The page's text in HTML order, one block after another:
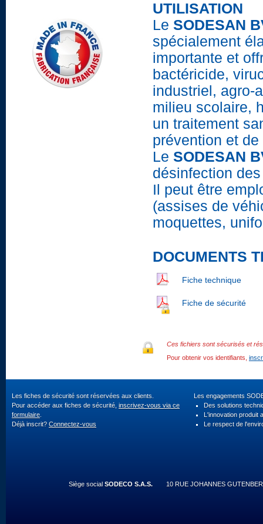
UTILISATION
Le SODESAN
spécialement
importante et
bactéricide,
industriel, agro-
milieu scolaire,
un traitement
prévention et
Le SODESAN
désinfection
Il peut être
(assises de
moquettes,
DOCUMENTS
Fiche technique
Fiche de sécurité
Ces fichiers sont sécurisés et
Pour obtenir vos identifiants,
Les fiches de sécurité sont réservées aux clients.
Pour accéder aux fiches de sécurité, inscrivez-vous via ce
formulaire
Déjà inscrit? Connectez-vous
Les engagements
Des solutions
L'innovation produit
Le respect de
Siège social SODECO S.A.S. 10 RUE JOHANNES